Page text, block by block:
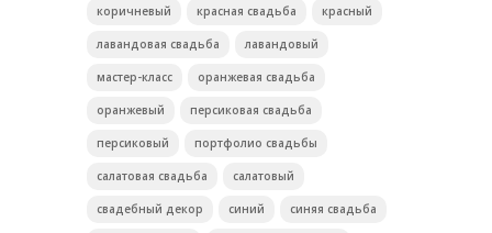
коричневый красная свадьба красный
лавандовая свадьба лавандовый
мастер-класс оранжевая свадьба
оранжевый персиковая свадьба
персиковый портфолио свадьбы
салатовая свадьба салатовый
свадебный декор синий синяя свадьба